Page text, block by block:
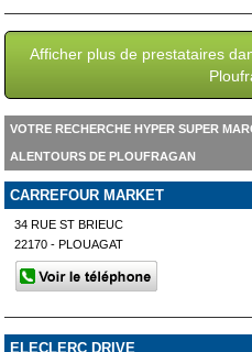
Afficher plus de prestataires
VOTRE RECHERCHE HYPER SUPER
ALENTOURS DE PLOUFRAGAN
CARREFOUR MARKET
34 RUE ST BRIEUC
22170 - PLOUAGAT
ELECLERC DRIVE